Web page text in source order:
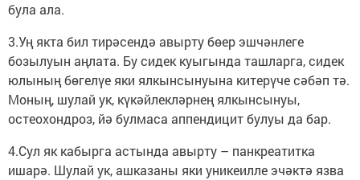
була ала.
3.Уң якта бил тирәсендә авырту бөер эшчәнлеге
бозылуын аңлата. Бу сидек куыгында ташларга, сидек
юлының бөгелүе яки ялкынсынуына китерүче сәбәп тә.
Моның, шулай ук, күкәйлекләрнең ялкынсынуы,
остеохондроз, йә булмаса аппендицит булуы да бар.
4.Сул як кабырга астында авырту – панкреатитка
ишарә. Шулай ук, ашказаны яки уникеилле эчәктә язва